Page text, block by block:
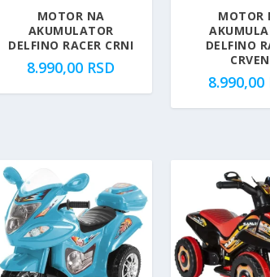
i
l
9
,
0
0
.
R
S
D
.
MOTOR NA
AKUMULATOR
DELFINO RACER CRNI
8.990,00 RSD
MOTOR
DELFINO
8.990,00